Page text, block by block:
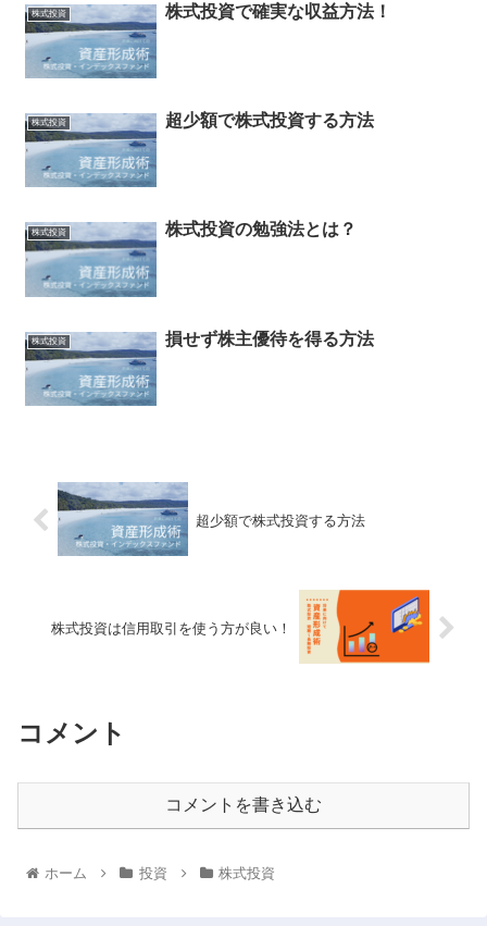
株式投資 株式投資で確実な収益方法！
株式投資 超少額で株式投資する方法
株式投資 株式投資の勉強法とは？
株式投資 損せず株主優待を得る方法
超少額で株式投資する方法
株式投資は信用取引を使う方が良い！
コメント
コメントを書き込む
ホーム 投資 株式投資